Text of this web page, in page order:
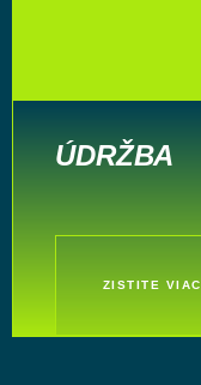
ÚDRŽBA
ZISTITE VIAC